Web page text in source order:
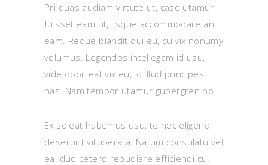
Pri quas audiam virtute ut, case utamur
fuisset eam ut, iisque accommodare an
eam. Reque blandit qui eu, cu vix nonumy
volumus. Legendos intellegam id usu,
vide oporteat vix eu, id illud principes
has. Nam tempor utamur gubergren no.
Ex soleat habemus usu, te nec eligendi
deserunt vituperata. Natum consulatu vel
ea, duo cetero repudiare efficiendi cu.